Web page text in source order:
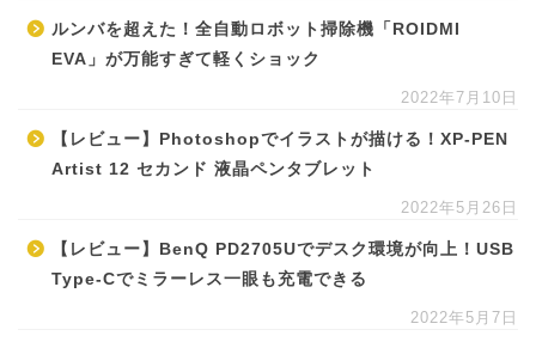
ルンバを超えた！全自動ロボット掃除機「ROIDMI
EVA」が万能すぎて軽くショック
2022年7月10日
【レビュー】Photoshopでイラストが描ける！XP-PEN
Artist 12 セカンド 液晶ペンタブレット
2022年5月26日
【レビュー】BenQ PD2705Uでデスク環境が向上！USB
Type-Cでミラーレス一眼も充電できる
2022年5月7日